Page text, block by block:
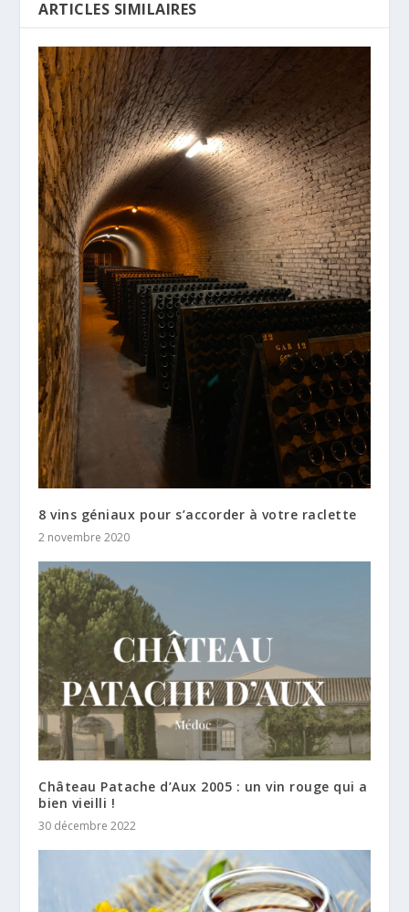
ARTICLES SIMILAIRES
8 vins géniaux pour s’accorder à votre raclette
2 novembre 2020
Château Patache d’Aux 2005 : un vin rouge qui a
bien vieilli !
30 décembre 2022